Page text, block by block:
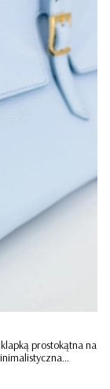
prostokątna na